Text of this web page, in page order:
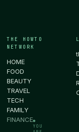
THE HOWTO
NETWORK
HOME
FOOD
BEAUTY
TRAVEL
TECH
FAMILY
FINANCE●
YOU